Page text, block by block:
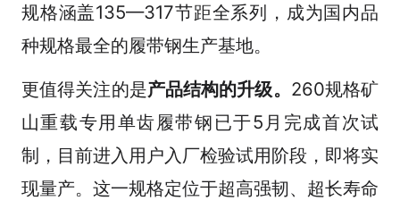
规格涵盖135—317节距全系列，成为国内品
种规格最全的履带钢生产基地。
更值得关注的是产品结构的升级。 260规格矿
山重载专用单齿履带钢已于5月完成首次试
制，目前进入用户入厂检验试用阶段，即将实
现量产。这一规格定位于超高强韧、超长寿命